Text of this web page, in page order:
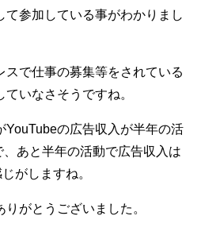
て参加している事がわかりまし
スで仕事の募集等をされている
いなさそうですね。
YouTubeの広告収入が半年の活
あと半年の活動で広告収入は
がしますね。
がとうございました。